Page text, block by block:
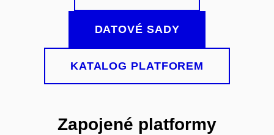
DATOVÉ SADY
KATALOG PLATFOREM
Zapojené platformy